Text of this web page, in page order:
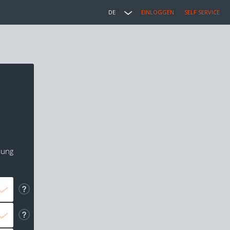
DE EINLOGGEN SELF SERVICE